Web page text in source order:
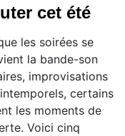
cet été
les soirées se
la bande-son
improvisations
certains
les moments de
Voici cinq